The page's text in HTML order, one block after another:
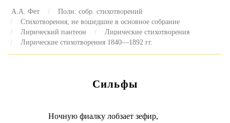
А.А. Фет
Полн. собр. стихотворений
Стихотворения, не вошедшие в основное собрание
Лирический пантеон
Лирические стихотворения
Лирические стихотворения 1840—1892 гг.
Сильфы
Ночную фиалку лобзает зефир,